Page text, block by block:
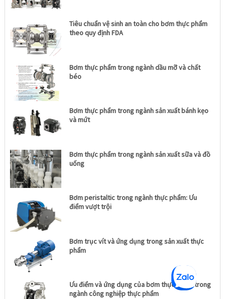
Tiêu chuẩn vệ sinh an toàn cho bơm thực phẩm
theo quy định FDA
Bơm thực phẩm trong ngành dầu mỡ và chất
béo
Bơm thực phẩm trong ngành sản xuất bánh kẹo
và mứt
Bơm thực phẩm trong ngành sản xuất sữa và đồ
uống
Bơm peristaltic trong ngành thực phẩm: Ưu
điểm vượt trội
Bơm trục vít và ứng dụng trong sản xuất thực
phẩm
Ưu điểm và ứng dụng của bơm thực phẩm trong
ngành công nghiệp thực phẩm